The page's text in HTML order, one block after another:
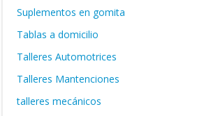
Suplementos en gomita
Tablas a domicilio
Talleres Automotrices
Talleres Mantenciones
talleres mecánicos